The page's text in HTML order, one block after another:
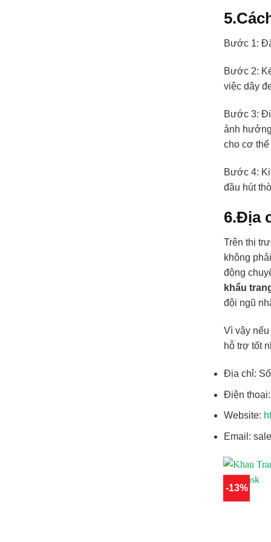
Bước 1:
Bước 2:
việc dây
Bước 3:
ảnh
cho cơ
Bước 4:
đầu hút
6.Địa
Trên thị
không
động
khẩu
đội ngũ
Vì vậy
hỗ trợ tốt
Địa chỉ:
Điện
Website:
Email:
-13%